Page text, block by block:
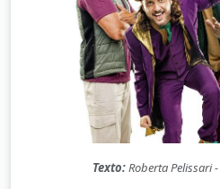
Texto:Roberta Pelissari -